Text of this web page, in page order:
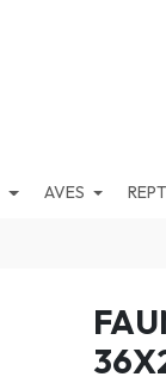
AVES